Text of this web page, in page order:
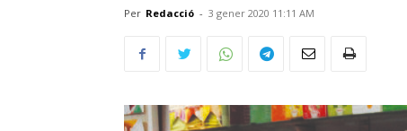
Per Redacció - 3 gener 2020 11:11 AM